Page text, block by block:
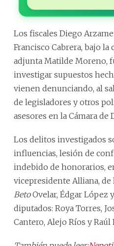
Los fiscales Diego
Francisco Cabrera, bajo
adjunta Matilde Moreno,
investigar supuestos
vienen denunciando, al
de legisladores y otros
asesores en la Cámara de
Los delitos investigados
influencias, lesión de
indebido de honorarios,
vicepresidente Alliana, de
BetoOvelar, Édgar López
diputados: Roya Torres,
Cantero, Alejo Ríos y Raúl